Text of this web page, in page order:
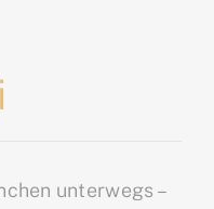
unterwegs –